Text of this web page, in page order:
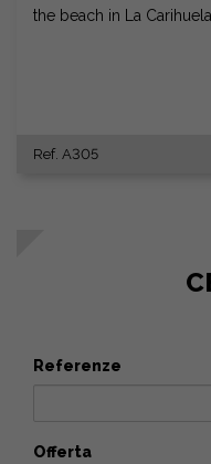
the beach in La
Ref. A305
Referenze
Offerta